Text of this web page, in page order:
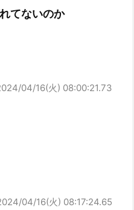
てないのか
04/16(火) 08:00:21.73
04/16(火) 08:17:24.65